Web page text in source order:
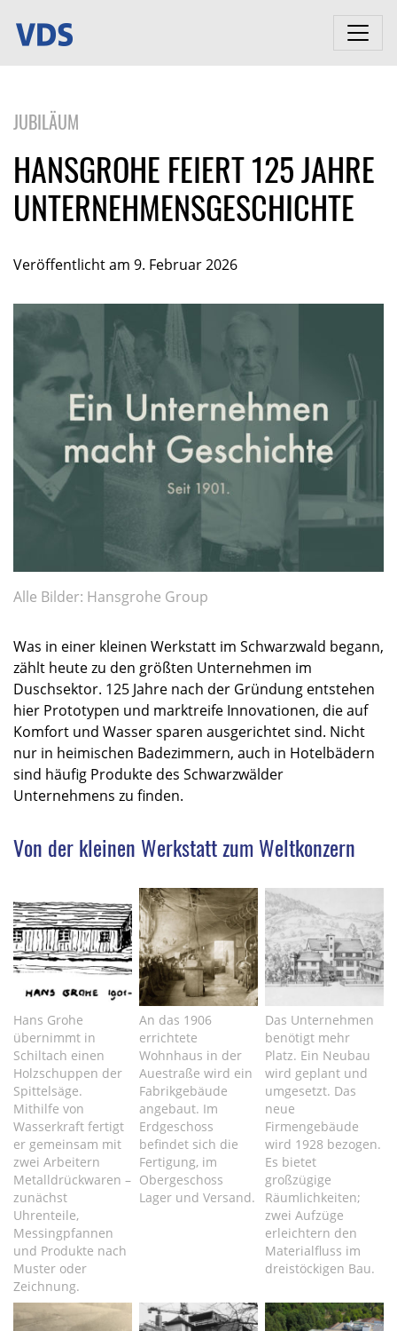
JUBILÄUM
HANSGROHE FEIERT 125 JAHRE
UNTERNEHMENSGESCHICHTE
Veröffentlicht am 9. Februar 2026
Alle Bilder: Hansgrohe Group
Was in einer kleinen Werkstatt im Schwarzwald begann,
zählt heute zu den größten Unternehmen im
Duschsektor. 125 Jahre nach der Gründung entstehen
hier Prototypen und marktreife Innovationen, die auf
Komfort und Wasser sparen ausgerichtet sind. Nicht
nur in heimischen Badezimmern, auch in Hotelbädern
sind häufig Produkte des Schwarzwälder
Unternehmens zu finden.
Von der kleinen Werkstatt zum Weltkonzern
Hans Grohe
übernimmt in
Schiltach einen
Holzschuppen der
Spittelsäge.
Mithilfe von
Wasserkraft fertigt
er gemeinsam mit
zwei Arbeitern
Metalldrückwaren –
zunächst
Uhrenteile,
Messingpfannen
und Produkte nach
Muster oder
Zeichnung.
An das 1906
errichtete
Wohnhaus in der
Auestraße wird ein
Fabrikgebäude
angebaut. Im
Erdgeschoss
befindet sich die
Fertigung, im
Obergeschoss
Lager und Versand.
Das Unternehmen
benötigt mehr
Platz. Ein Neubau
wird geplant und
umgesetzt. Das
neue
Firmengebäude
wird 1928 bezogen.
Es bietet
großzügige
Räumlichkeiten;
zwei Aufzüge
erleichtern den
Materialfluss im
dreistöckigen Bau.